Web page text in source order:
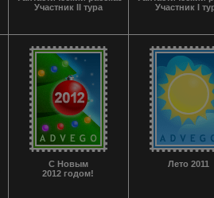
Участник II тура
Участник I
С Новым
2012 годом!
Лето 2011